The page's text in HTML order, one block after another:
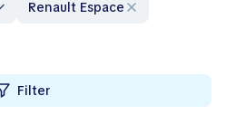
Renault Espace
Filter